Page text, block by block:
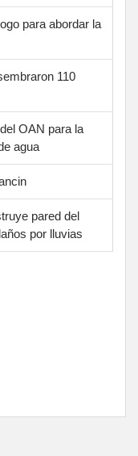
para abordar la
110
OAN para la
agua
pared del
por lluvias